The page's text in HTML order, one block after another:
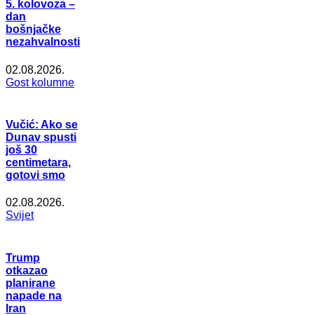
5. kolovoza –
dan
bošnjačke
nezahvalnosti
02.08.2026.
Gost kolumne
Vučić: Ako se
Dunav spusti
još 30
centimetara,
gotovi smo
02.08.2026.
Svijet
Trump
otkazao
planirane
napade na
Iran